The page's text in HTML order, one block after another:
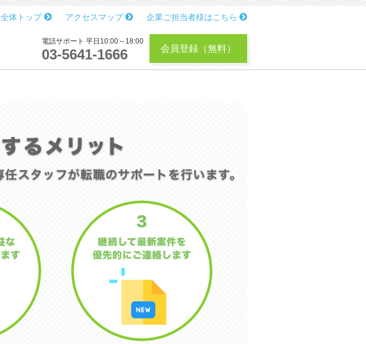
全体トップ アクセスマップ 企業ご担当者様はこちら
電話サポート 平日10:00～18:00
03-5641-1666 会員登録（無料）